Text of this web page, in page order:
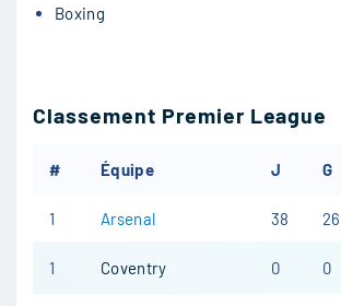
Boxing
Classement Premier League
# Équipe J G
1 Arsenal 38 26
1 Coventry 0 0